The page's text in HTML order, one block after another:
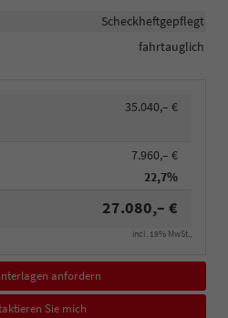
Scheckheftgepflegt
fahrtauglich
35.040,– €
7.960,– €
22,7%
27.080,– €
incl. 19% MwSt.,
anfordern
Sie mich